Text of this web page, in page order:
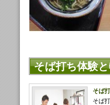
そば打ち体験
そば
そば